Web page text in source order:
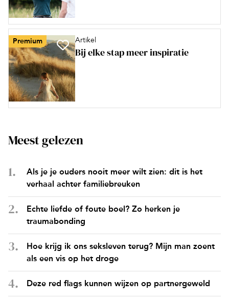
Premium Artikel
Bij elke stap meer inspiratie
Meest gelezen
Als je je ouders nooit meer wilt zien: dit is het
verhaal achter familiebreuken
Echte liefde of foute boel? Zo herken je
traumabonding
Hoe krijg ik ons seksleven terug? Mijn man zoent
als een vis op het droge
Deze red flags kunnen wijzen op partnergeweld